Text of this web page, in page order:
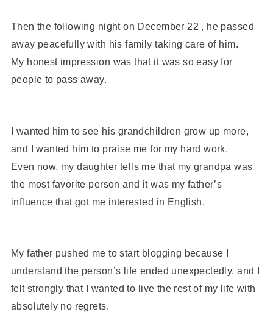
Then the following night on December 22 , he passed
away peacefully with his family taking care of him.
My honest impression was that it was so easy for
people to pass away.
I wanted him to see his grandchildren grow up more,
and I wanted him to praise me for my hard work.
Even now, my daughter tells me that my grandpa was
the most favorite person and it was my father’s
influence that got me interested in English.
My father pushed me to start blogging because I
understand the person’s life ended unexpectedly, and I
felt strongly that I wanted to live the rest of my life with
absolutely no regrets.